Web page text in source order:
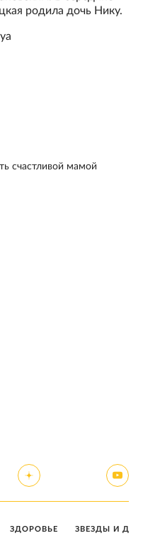
родила дочь Нику.
счастливой мамой
ЗДОРОВЬЕ ЗВЕЗДЫ И